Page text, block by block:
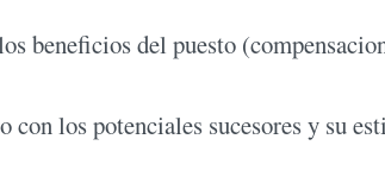
beneficios del puesto
con los potenciales sucesores y su